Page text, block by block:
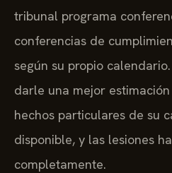
tribunal programa
conferencias de
según su propio
darle una mejor
hechos particulares de su
disponible, y las lesiones
completamente.